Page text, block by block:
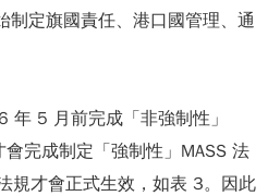
制定旗國責任、港口國管理、通
年 5 月前完成「非強制性」
完成制定「強制性」MASS 法
規才會正式生效，如表 3。因此